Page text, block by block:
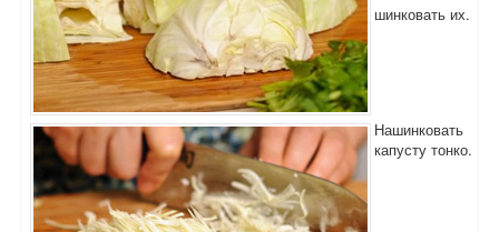
шинковать их.
Нашинковать
капусту тонко.